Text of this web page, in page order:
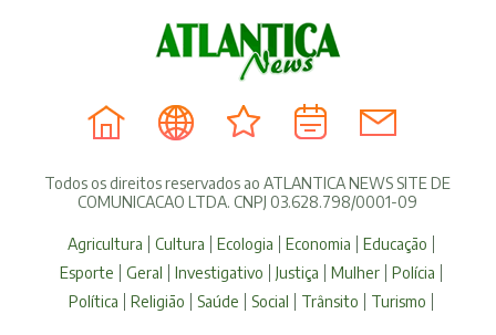
Todos os direitos reservados ao ATLANTICA NEWS SITE DE
COMUNICACAO LTDA. CNPJ 03.628.798/0001-09
Agricultura Cultura Ecologia Economia
Educação
Esporte
Geral Investigativo Justiça Mulher
Polícia
Política
Religião Saúde Social Trânsito Turismo